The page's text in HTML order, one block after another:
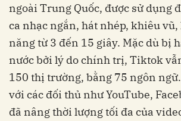
ngoài Trung Quốc, được sử dụng
ca nhạc ngắn, hát nhép, khiêu
năng từ 3 đến 15 giây. Mặc dù bị
nước bởi lý do chính trị, Tiktok
150 thị trường, bằng 75 ngôn
với các đối thủ như YouTube,
đã nâng thời lượng tối đa của